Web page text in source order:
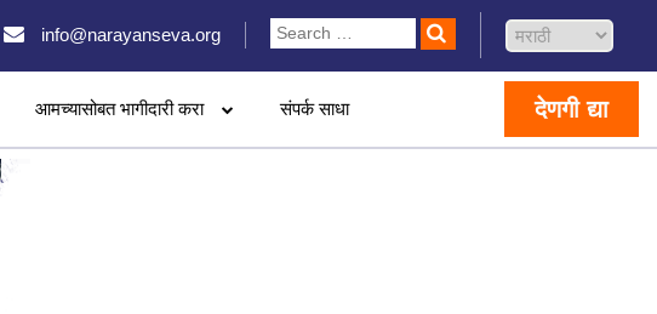
info@narayanseva.org
आमच्यासोबत भागीदारी करा संपर्क साधा देणगी द्या